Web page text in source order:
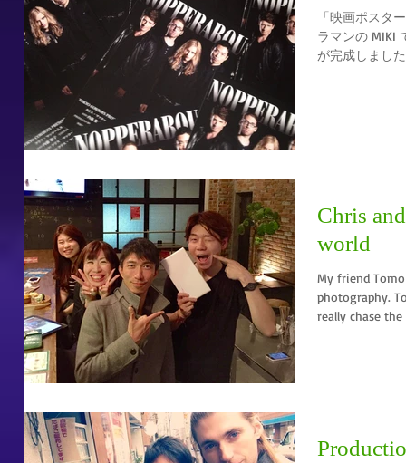
「映画ポスター」 こんにちは！ Tokyo
ラマンの MIKI
が完成しまし
Chris
world
My friend
photography.
really chase